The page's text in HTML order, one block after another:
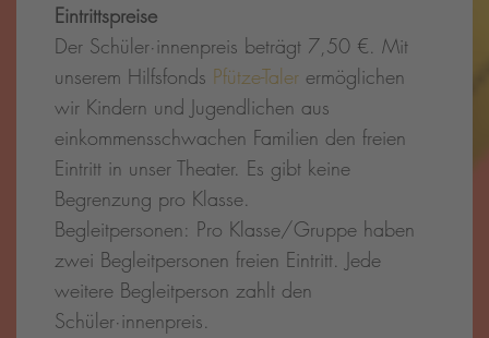
Eintrittspreise
Der Schüler·innenpreis beträgt 7,50 €. Mit
unserem Hilfsfonds Pfütze-Taler ermöglichen
wir Kindern und Jugendlichen aus
einkommensschwachen Familien den freien
Eintritt in unser Theater. Es gibt keine
Begrenzung pro Klasse.
Begleitpersonen: Pro Klasse/Gruppe haben
zwei Begleitpersonen freien Eintritt. Jede
weitere Begleitperson zahlt den
Schüler·innenpreis.